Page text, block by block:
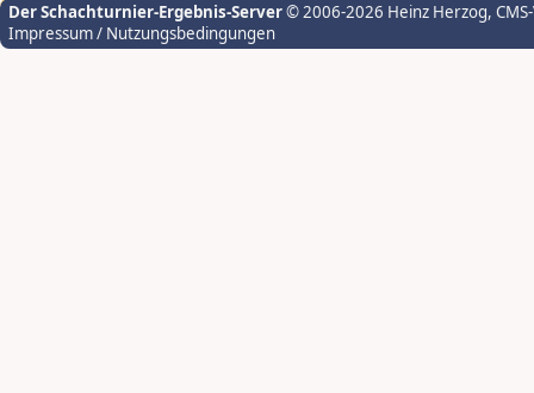
Der Schachturnier-Ergebnis-Server© 2006-2026 Heinz Herzog,
Impressum / Nutzungsbedingungen